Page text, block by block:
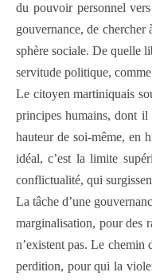
du pouvoir personnel
gouvernance, de
sphère sociale. De quelle
servitude politique,
Le citoyen martiniquais
principes humains, dont il
hauteur de soi-même, en
idéal, c’est la limite
conflictualité, qui
La tâche d’une
marginalisation, pour des
n’existent pas. Le chemin
perdition, pour qui la